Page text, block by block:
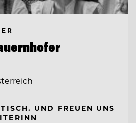
UND FREUEN UNS